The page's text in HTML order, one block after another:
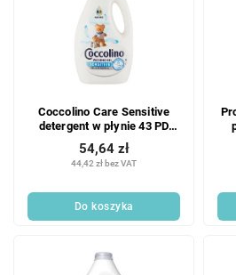
Coccolino Care Sensitive
detergent w płynie 43 PD
44,42 zł bez VAT
54,64 zł
Do koszyka